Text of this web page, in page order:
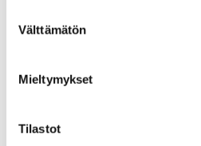
valinta
Välttämätön
Mieltymykset
Tilastot
Ilmoittautumiset kevään